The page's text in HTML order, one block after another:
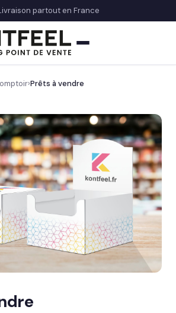
partout en France
présentoirs de comptoir sur mesure
d’accueil
mise en avant
merchandising
: nos formats les +
›Prêts à vendre